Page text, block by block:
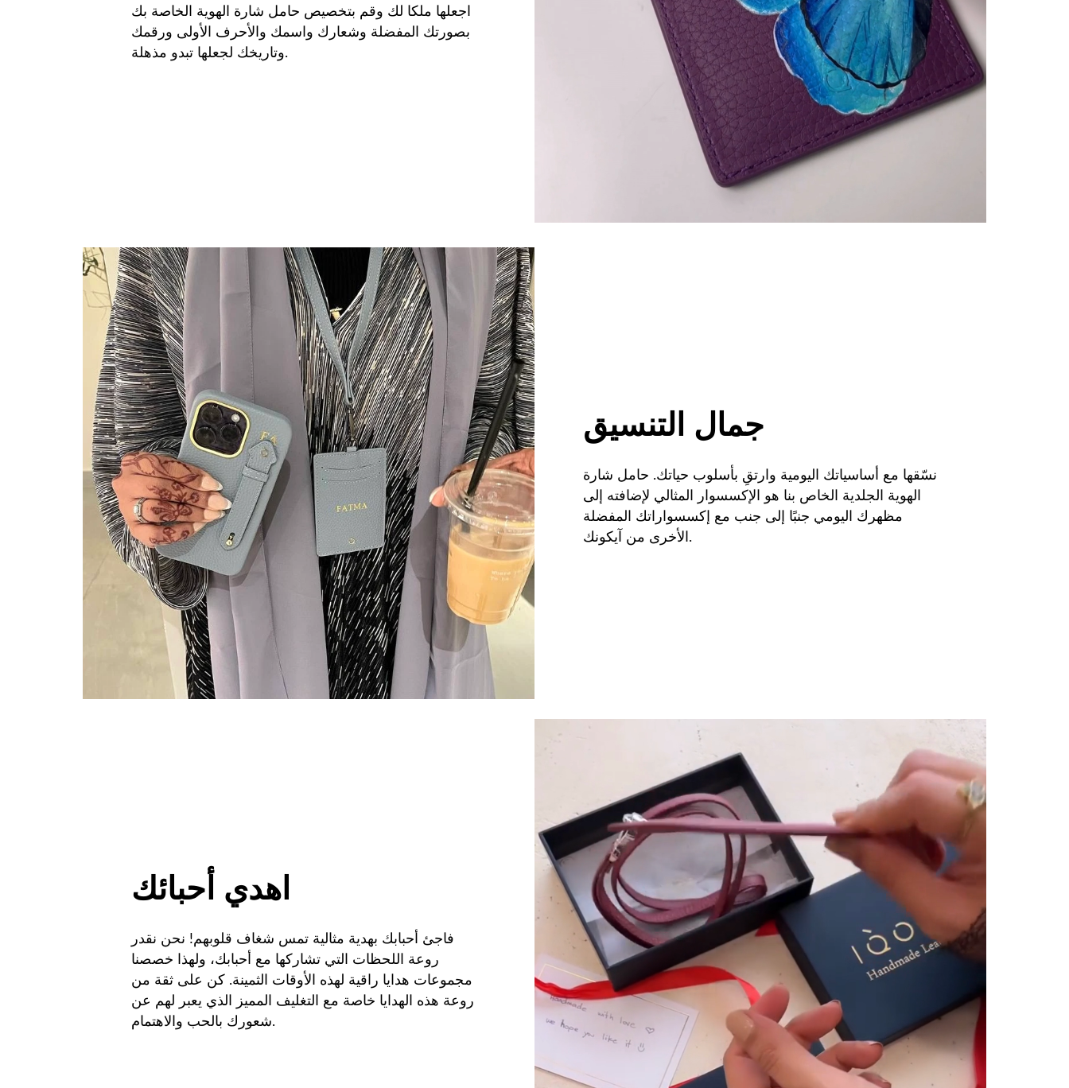
اجعلها ملكا لك وقم بتخصيص حامل شارة الهوية الخاصة بك
بصورتك المفضلة وشعارك واسمك والأحرف الأولى ورقمك
وتاريخك لجعلها تبدو مذهلة.
جمال التنسيق
نسّقها مع أساسياتك اليومية وارتقِ بأسلوب حياتك. حامل شارة
الهوية الجلدية الخاص بنا هو الإكسسوار المثالي لإضافته إلى
مظهرك اليومي جنبًا إلى جنب مع إكسسواراتك المفضلة
الأخرى من آيكونك.
اهدي أحبائك
فاجئ أحبابك بهدية مثالية تمس شغاف قلوبهم! نحن نقدر
روعة اللحظات التي تشاركها مع أحبابك، ولهذا خصصنا
مجموعات هدايا راقية لهذه الأوقات الثمينة. كن على ثقة من
روعة هذه الهدايا خاصة مع التغليف المميز الذي يعبر لهم عن
شعورك بالحب والاهتمام.